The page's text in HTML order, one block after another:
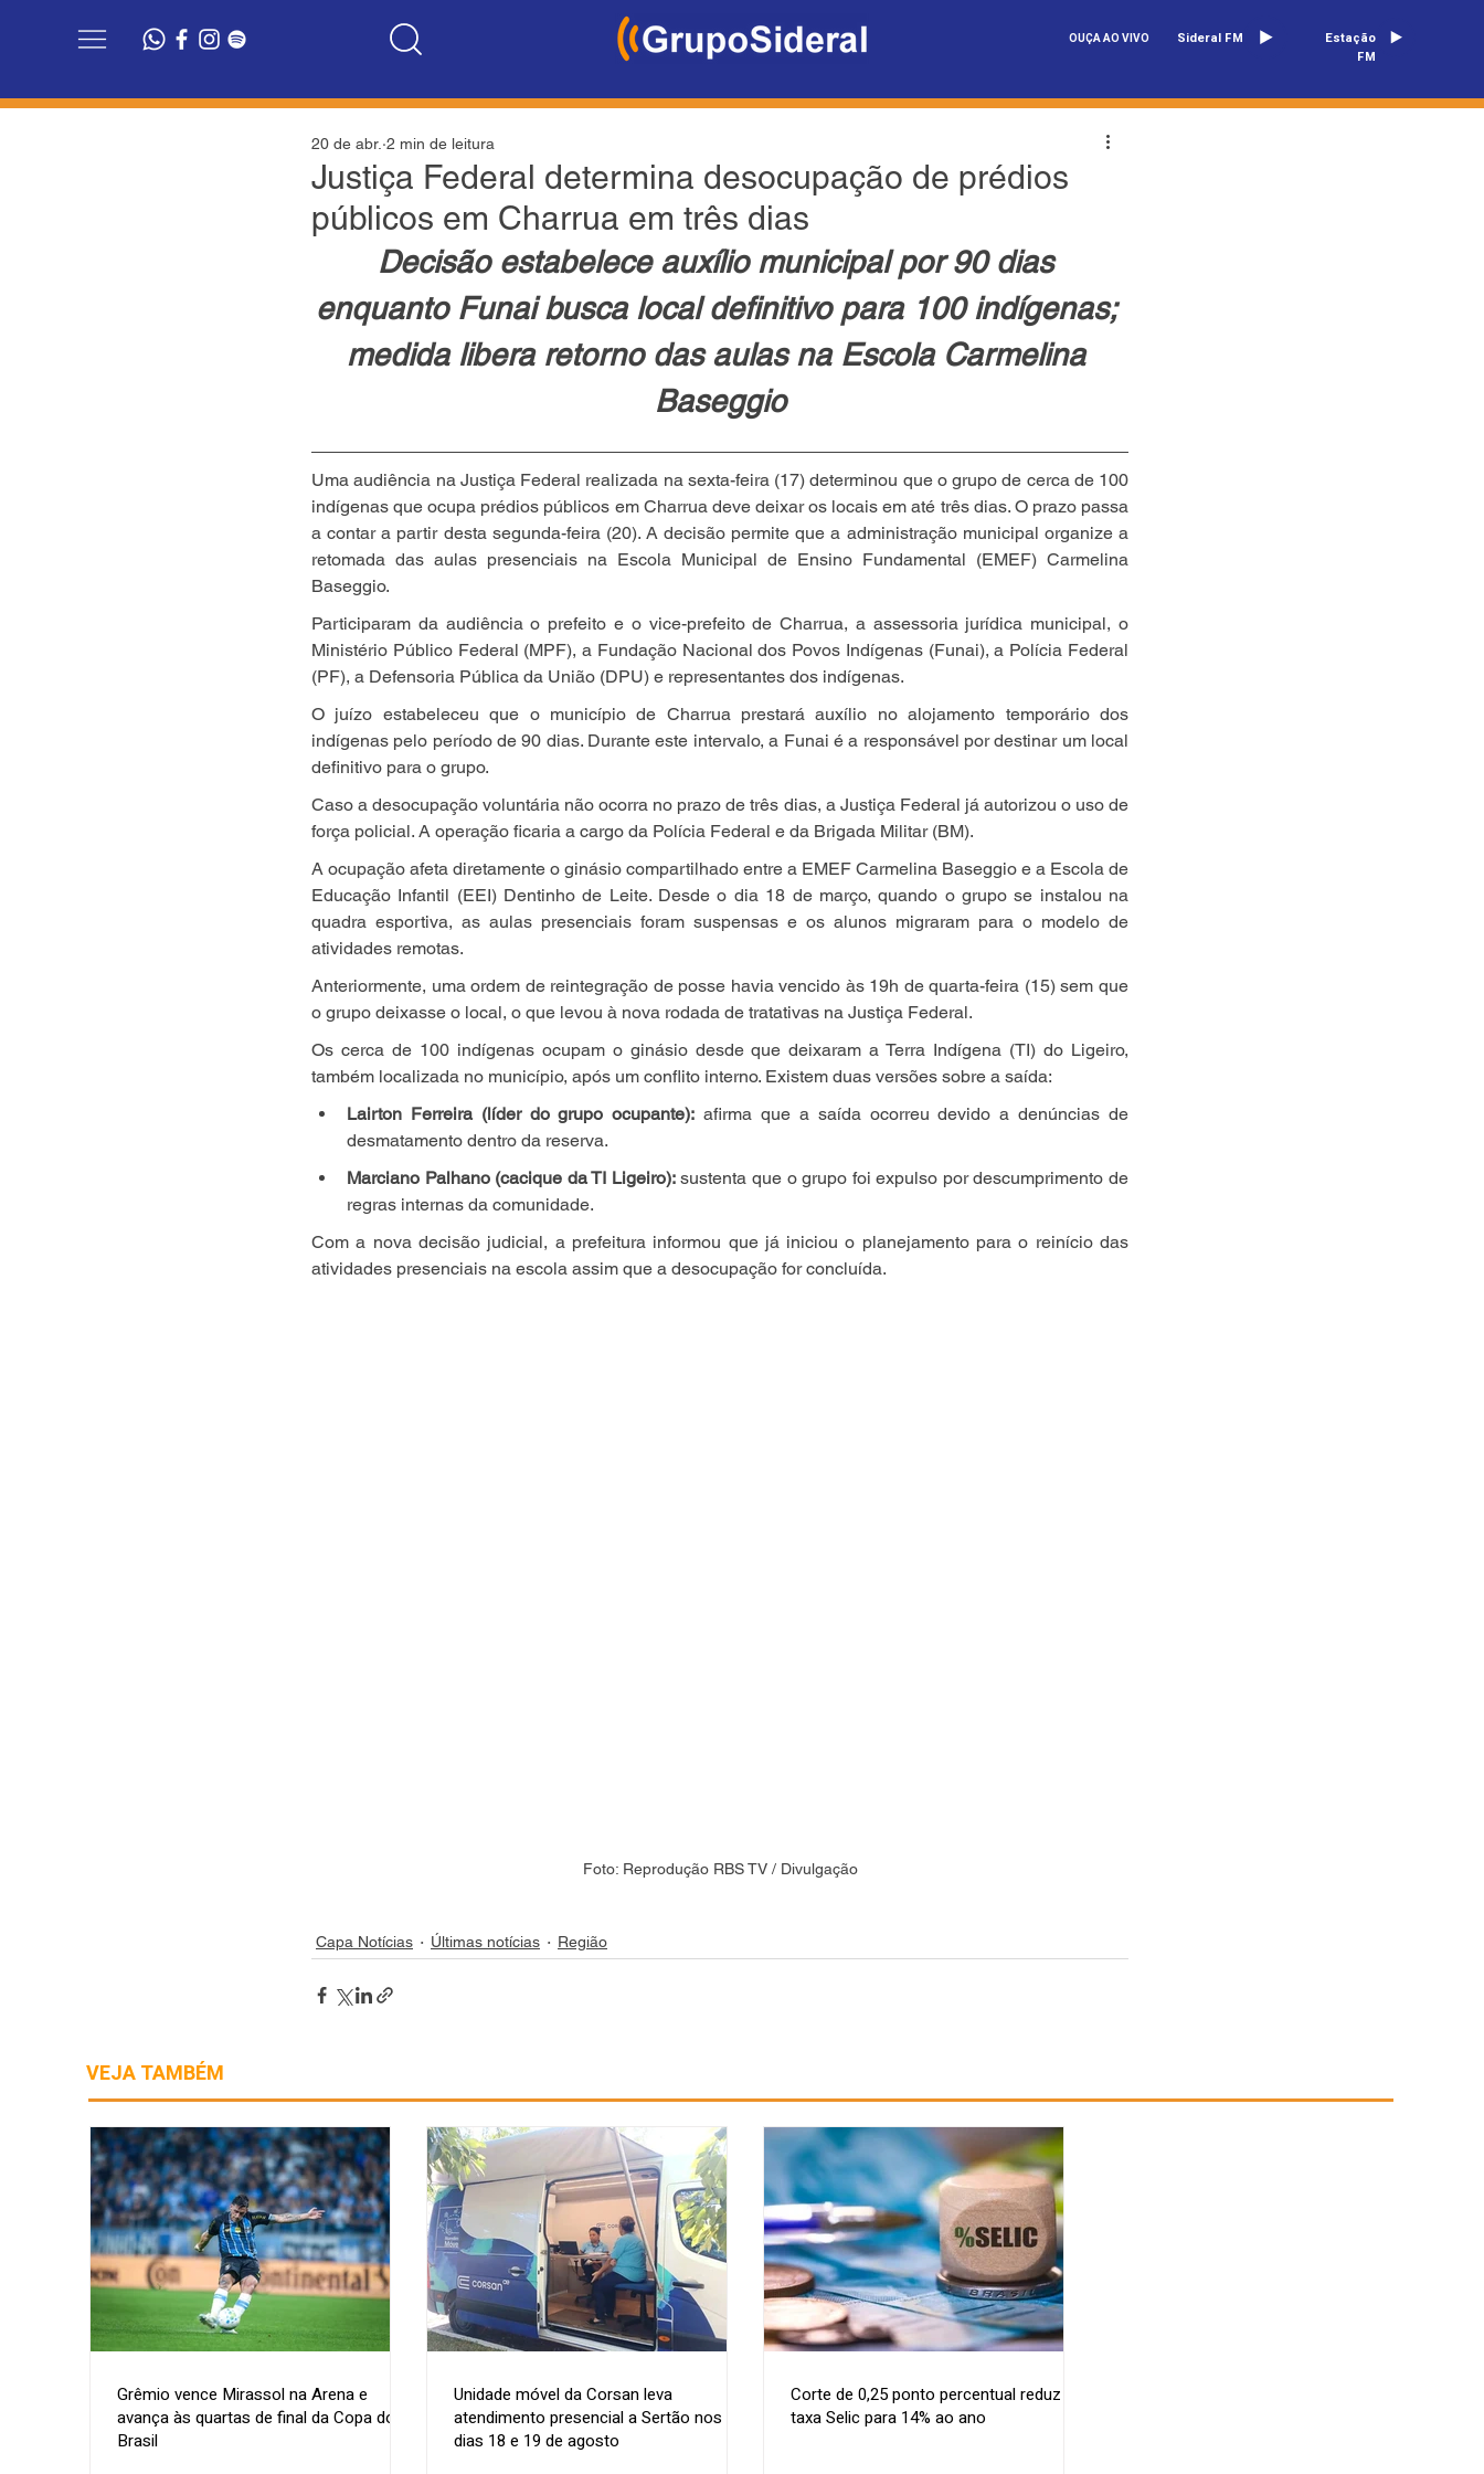
OUÇA AO VIVO Sideral FM
Estação
FM
Justiça Federal determina desocupação de prédios
públicos em Charrua em três dias
20 de abr. 2 min de leitura
Decisão estabelece auxílio municipal por 90 dias
enquanto Funai busca local definitivo para 100 indígenas;
medida libera retorno das aulas na Escola Carmelina
Baseggio
Uma audiência na Justiça Federal realizada na sexta-feira (17) determinou que o grupo de cerca de 100
indígenas que ocupa prédios públicos em Charrua deve deixar os locais em até três dias. O prazo passa
a contar a partir desta segunda-feira (20). A decisão permite que a administração municipal organize a
retomada das aulas presenciais na Escola Municipal de Ensino Fundamental (EMEF) Carmelina
Baseggio.
Participaram da audiência o prefeito e o vice-prefeito de Charrua, a assessoria jurídica municipal, o
Ministério Público Federal (MPF), a Fundação Nacional dos Povos Indígenas (Funai), a Polícia Federal
(PF), a Defensoria Pública da União (DPU) e representantes dos indígenas.
O juízo estabeleceu que o município de Charrua prestará auxílio no alojamento temporário dos
indígenas pelo período de 90 dias. Durante este intervalo, a Funai é a responsável por destinar um local
definitivo para o grupo.
Caso a desocupação voluntária não ocorra no prazo de três dias, a Justiça Federal já autorizou o uso de
força policial. A operação ficaria a cargo da Polícia Federal e da Brigada Militar (BM).
A ocupação afeta diretamente o ginásio compartilhado entre a EMEF Carmelina Baseggio e a Escola de
Educação Infantil (EEI) Dentinho de Leite. Desde o dia 18 de março, quando o grupo se instalou na
quadra esportiva, as aulas presenciais foram suspensas e os alunos migraram para o modelo de
atividades remotas.
Anteriormente, uma ordem de reintegração de posse havia vencido às 19h de quarta-feira (15) sem que
o grupo deixasse o local, o que levou à nova rodada de tratativas na Justiça Federal.
Os cerca de 100 indígenas ocupam o ginásio desde que deixaram a Terra Indígena (TI) do Ligeiro,
também localizada no município, após um conflito interno. Existem duas versões sobre a saída:
Lairton Ferreira (líder do grupo ocupante): afirma que a saída ocorreu devido a denúncias de
desmatamento dentro da reserva.
Marciano Palhano (cacique da TI Ligeiro): sustenta que o grupo foi expulso por descumprimento de
regras internas da comunidade.
Com a nova decisão judicial, a prefeitura informou que já iniciou o planejamento para o reinício das
atividades presenciais na escola assim que a desocupação for concluída.
Foto: Reprodução RBS TV / Divulgação
Capa Notícias Últimas notícias Região
VEJA TAMBÉM
Grêmio vence Mirassol na Arena e
avança às quartas de final da Copa do
Brasil
Unidade móvel da Corsan leva
atendimento presencial a Sertão nos
dias 18 e 19 de agosto
Corte de 0,25 ponto percentual reduz
taxa Selic para 14% ao ano